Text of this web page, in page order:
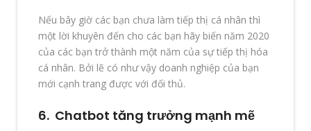
Nếu bây giờ các bạn chưa làm tiếp thị cá nhân thì
một lời khuyên đến cho các bạn hãy biến năm 2020
của các bạn trở thành một năm của sự tiếp thị hóa
cá nhân. Bởi lẽ có như vậy doanh nghiệp của bạn
mới cạnh trang được với đối thủ.
6. Chatbot tăng trưởng mạnh mẽ